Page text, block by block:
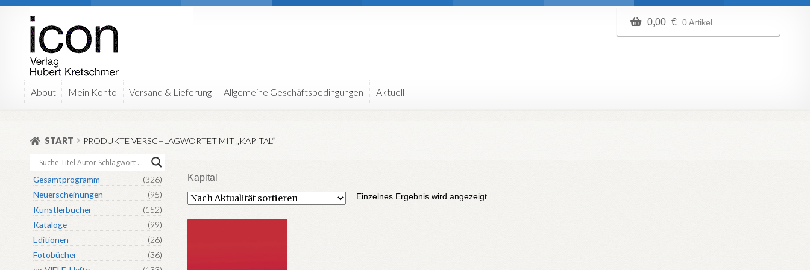
Zur
Navigation
springen
Zum
Inhalt
springen
0,00 € 0 Artikel
About Mein Konto Versand & Lieferung Allgemeine Geschäftsbedingungen Aktuell
START PRODUKTE VERSCHLAGWORTET MIT „KAPITAL“
Kapital
Einzelnes Ergebnis wird angezeigt
Gesamtprogramm
(326)
Neuerscheinungen
(95)
Künstlerbücher
(152)
Kataloge
(99)
Editionen
(26)
Fotobücher
(36)